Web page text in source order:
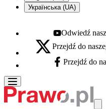
Українська (UA)
Youtube - otwiera się
Odwiedź
X - otwiera się w nowej karcie
Przejdź do
Facebook - otwiera
Przejdź do